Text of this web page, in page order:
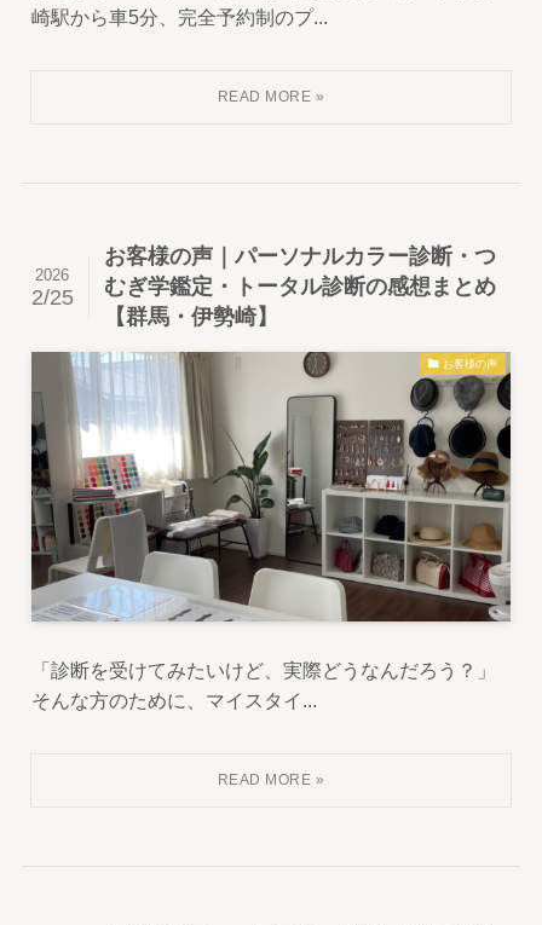
崎駅から車5分、完全予約制のプ...
お客様の声｜パーソナルカラー診断・つ
むぎ学鑑定・トータル診断の感想まとめ
【群馬・伊勢崎】
2026
2/25
お客様の声
「診断を受けてみたいけど、実際どうなんだろう？」
そんな方のために、マイスタイ...